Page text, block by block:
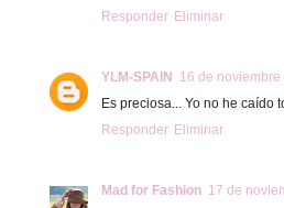
Responder Eliminar
YLM-SPAIN
16 de
Es preciosa... Yo no he caído
Responder Eliminar
Mad for Fashion 17 de